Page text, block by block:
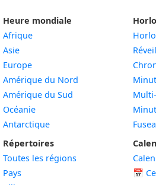
Heure mondiale
Afrique
Asie
Europe
Amérique du Nord
Amérique du Sud
Océanie
Antarctique
Répertoires
Toutes les régions
Pays
Réveil
📅